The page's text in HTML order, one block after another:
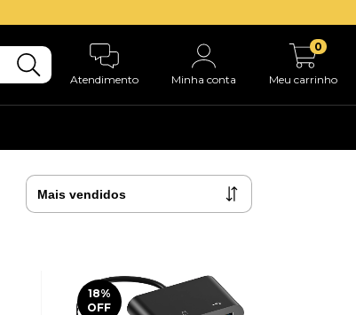
Atendimento Minha conta Meu carrinho
0
18%
OFF